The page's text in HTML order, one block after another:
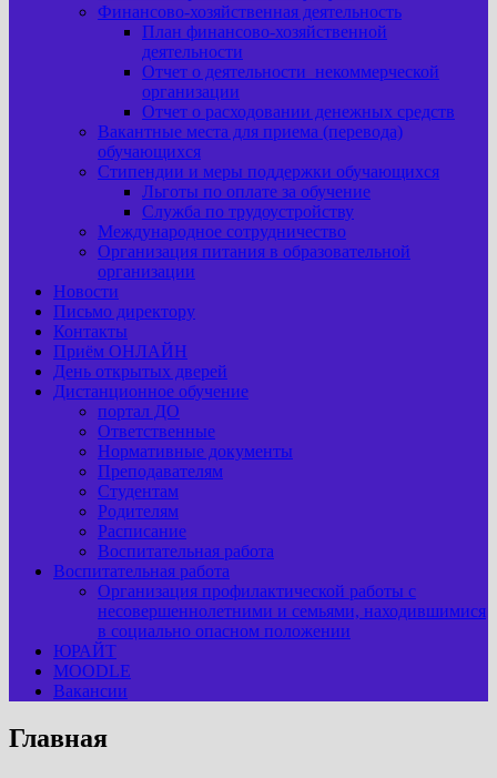
Финансово-хозяйственная деятельность
План финансово-хозяйственной
деятельности
Отчет о деятельности некоммерческой
организации
Отчет о расходовании денежных средств
Вакантные места для приема (перевода)
обучающихся
Стипендии и меры поддержки обучающихся
Льготы по оплате за обучение
Служба по трудоустройству
Международное сотрудничество
Организация питания в образовательной
организации
Новости
Письмо директору
Контакты
Приём ОНЛАЙН
День открытых дверей
Дистанционное обучение
портал ДО
Ответственные
Нормативные документы
Преподавателям
Студентам
Родителям
Расписание
Воспитательная работа
Воспитательная работа
Организация профилактической работы с
несовершеннолетними и семьями, находившимися
в социально опасном положении
ЮРАЙТ
MOODLE
Вакансии
Главная